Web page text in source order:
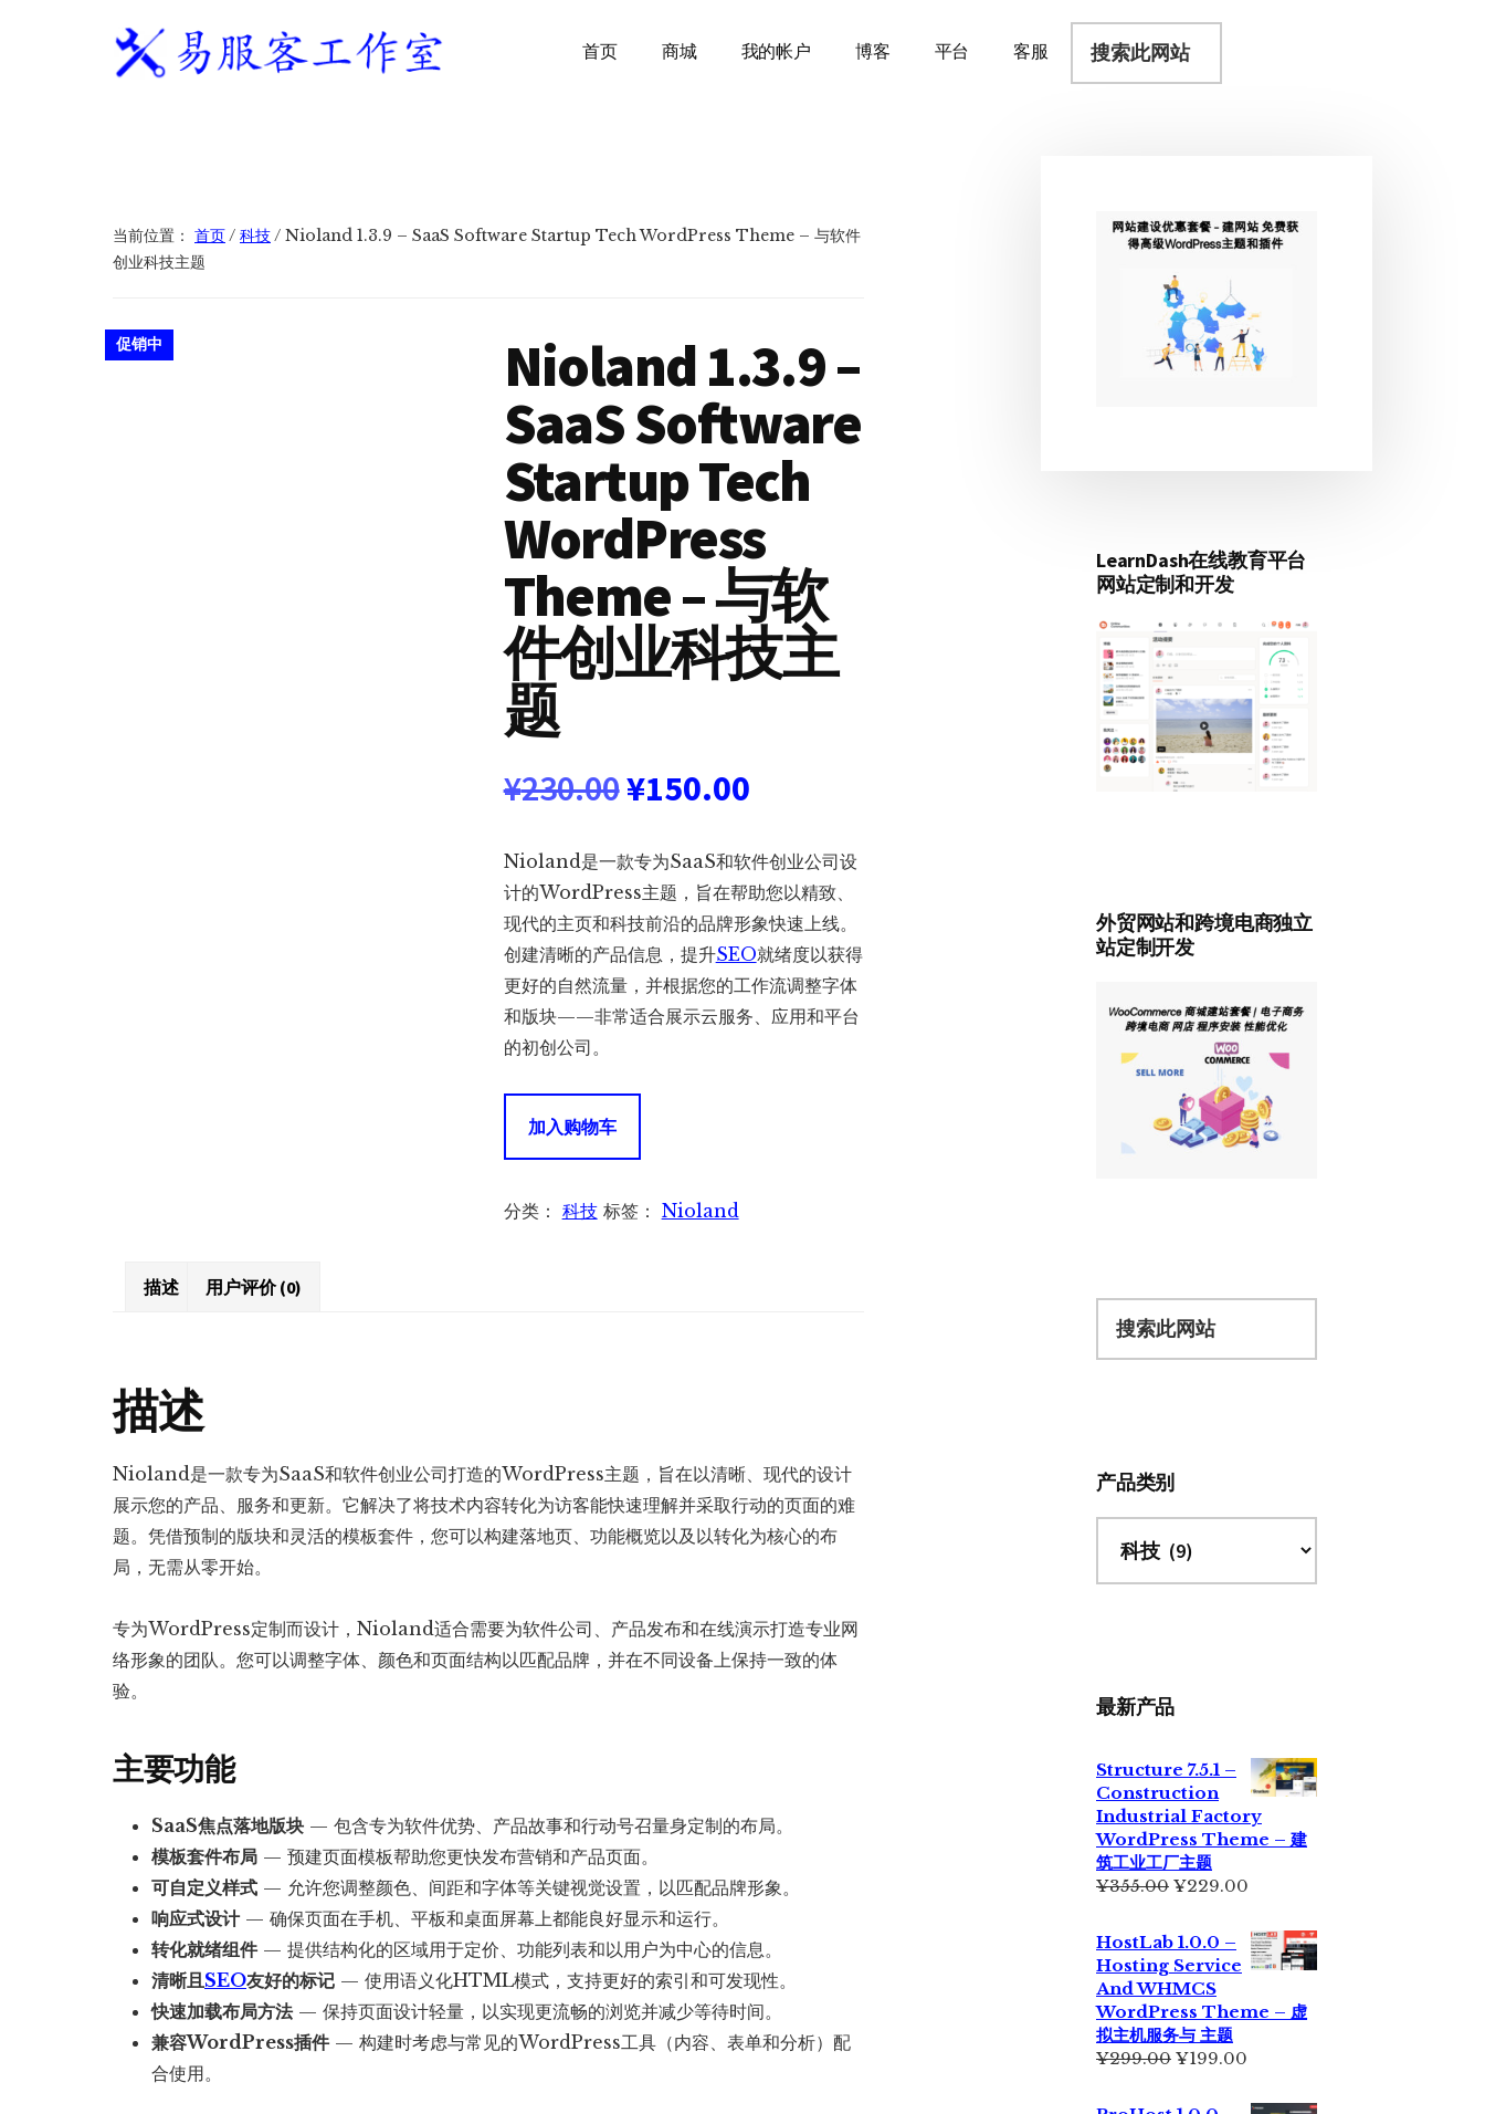
作
室
建
站
商
首页 商城 我的帐户 博客 平台 客服
当前位置： 首页/ 科技/ Nioland 1.3.9 – SaaS Software Startup Tech WordPress Theme – 与软件
创业科技主题
促销中
Nioland 1.3.9 –
SaaS Software
Startup Tech
WordPress
Theme – 与软
件创业科技主
题
¥230.00原
价
为：
¥230.00。
¥150.00当
价
格
为：
Nioland是一款专为SaaS和软件创业公司设
计的WordPress主题，旨在帮助您以精致、
现代的主页和科技前沿的品牌形象快速上线。
创建清晰的产品信息，提升SEO就绪度以获得
更好的自然流量，并根据您的工作流调整字体
和版块——非常适合展示云服务、应用和平台
的初创公司。
1.3.9
SaaS
件
创
业
主
题
加入购物车
分类： 科技 标签： Nioland
描述 用户评价 (0)
描述
Nioland是一款专为SaaS和软件创业公司打造的WordPress主题，旨在以清晰、现代的设计
展示您的产品、服务和更新。它解决了将技术内容转化为访客能快速理解并采取行动的页面的难
题。凭借预制的版块和灵活的模板套件，您可以构建落地页、功能概览以及以转化为核心的布
局，无需从零开始。
专为WordPress定制而设计，Nioland适合需要为软件公司、产品发布和在线演示打造专业网
络形象的团队。您可以调整字体、颜色和页面结构以匹配品牌，并在不同设备上保持一致的体
验。
主要功能
SaaS焦点落地版块 — 包含专为软件优势、产品故事和行动号召量身定制的布局。
模板套件布局 — 预建页面模板帮助您更快发布营销和产品页面。
可自定义样式 — 允许您调整颜色、间距和字体等关键视觉设置，以匹配品牌形象。
响应式设计— 确保页面在手机、平板和桌面屏幕上都能良好显示和运行。
转化就绪组件— 提供结构化的区域用于定价、功能列表和以用户为中心的信息。
清晰且 SEO友好的标记 — 使用语义化HTML模式，支持更好的索引和可发现性。
快速加载布局方法— 保持页面设计轻量，以实现更流畅的浏览并减少等待时间。
兼容WordPress插件— 构建时考虑与常见的WordPress工具（内容、表单和分析）配
合使用。
LearnDash在线教育平台
网站定制和开发
外贸网站和跨境电商独立
站定制开发
产品类别
最新产品
Structure 7.5.1 –
Construction
Industrial Factory
WordPress Theme – 建
筑工业工厂主题
¥355.00 原
为：
¥355.00。
¥229.00
价
格
¥229.00。
HostLab 1.0.0 –
Hosting Service
And WHMCS
WordPress Theme – 虚
拟主机服务与 主题
¥299.00 原
为：
¥199.00
价